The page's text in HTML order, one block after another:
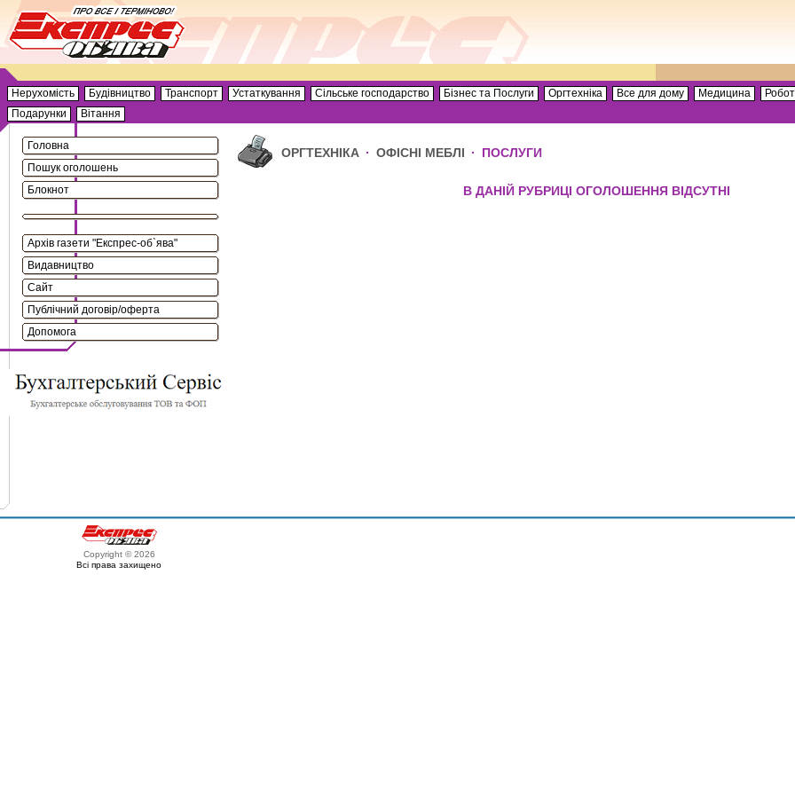
Нерухомість Будівництво Транспорт Устаткування Сільське господарство Бізнес та Послуги Оргтехніка Все для дому Медицина
Подарунки
Вітання
Головна
Пошук оголошень
Блокнот
Архів газети "Експрес-об`ява"
Видавництво
Сайт
Публічний договір/оферта
Допомога
ОРГТЕХНІКА · ОФІСНІ МЕБЛІ · ПОСЛУГИ
В ДАНІЙ РУБРИЦІ ОГОЛОШЕННЯ ВІДСУТНІ
Copyright © 2026
Всі права захищено